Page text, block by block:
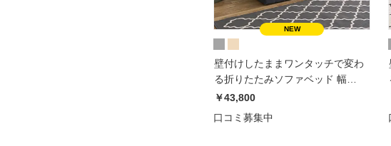
壁付けしたままワンタッチで変わ
る折りたたみソファベッド 幅
128cm
￥43,800
口コミ募集中